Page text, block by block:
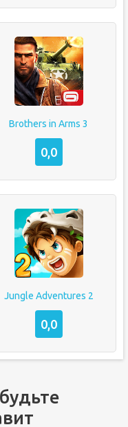
Brothers in Arms 3
0,0
Jungle Adventures 2
0,0